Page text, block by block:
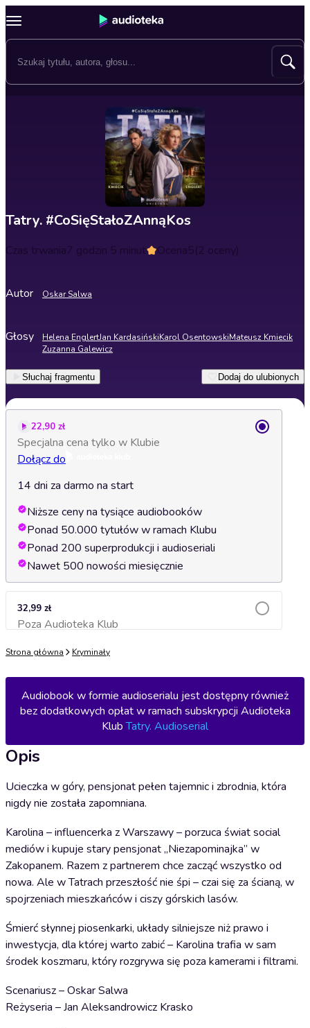
Tatry. #CoSięStałoZAnnąKos
Czas trwania7 godzin 5 minut Ocena5(2 oceny)
Autor Oskar Salwa
Głosy Helena EnglertJan KardasińskiKarol OsentowskiMateusz Kmiecik
Zuzanna Galewicz
Słuchaj fragmentu Dodaj do ulubionych
22,90 zł
Specjalna cena tylko w Klubie
Dołącz do
14 dni za darmo na start
Niższe ceny na tysiące audiobooków
Ponad 50.000 tytułów w ramach Klubu
Ponad 200 superprodukcji i audioseriali
Nawet 500 nowości miesięcznie
32,99 zł
Poza Audioteka KlubDodaj do koszyka
Strona główna Kryminały
Audiobook w formie audioserialu jest dostępny również
bez dodatkowych opłat w ramach subskrypcji Audioteka
KlubTatry. Audioserial
Opis
Ucieczka w góry, pensjonat pełen tajemnic i zbrodnia, która
nigdy nie została zapomniana.
Karolina – influencerka z Warszawy – porzuca świat social
mediów i kupuje stary pensjonat „Niezapominajka” w
Zakopanem. Razem z partnerem chce zacząć wszystko od
nowa. Ale w Tatrach przeszłość nie śpi – czai się za ścianą, w
spojrzeniach mieszkańców i ciszy górskich lasów.
Śmierć słynnej piosenkarki, układy silniejsze niż prawo i
inwestycja, dla której warto zabić – Karolina trafia w sam
środek koszmaru, który rozgrywa się poza kamerami i filtrami.
Scenariusz – Oskar Salwa
Reżyseria – Jan Aleksandrowicz Krasko